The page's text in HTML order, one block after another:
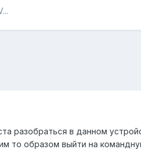
разобраться в данном
то образом выйти на